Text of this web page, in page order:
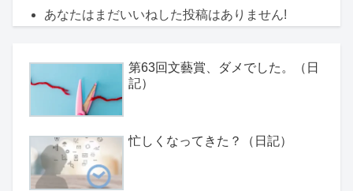
あなたはまだいいねした投稿はありません!
第63回文藝賞、ダメでした。（日
記）
忙しくなってきた？（日記）